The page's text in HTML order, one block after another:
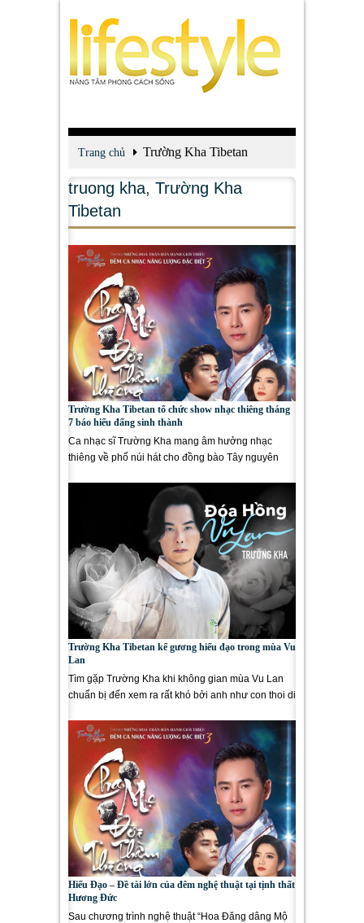
Trang chủ Trường Kha Tibetan
truong kha, Trường Kha
Tibetan
Trường Kha Tibetan tổ chức show nhạc thiêng tháng
7 báo hiếu đấng sinh thành
Ca nhạc sĩ Trường Kha mang âm hưởng nhạc
thiêng về phố núi hát cho đồng bào Tây nguyên
Trường Kha Tibetan kể gương hiếu đạo trong mùa Vu
Lan
Tìm gặp Trường Kha khi không gian mùa Vu Lan
chuẩn bị đến xem ra rất khó bởi anh như con thoi di
Hiếu Đạo – Đề tài lớn của đêm nghệ thuật tại tịnh thất
Hương Đức
Sau chương trình nghệ thuật “Hoa Đăng dâng Mộ